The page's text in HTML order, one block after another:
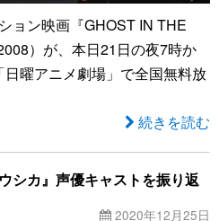
ョン映画『GHOST IN THE
）が、本日21日の夜7時か
曜アニメ劇場」で全国無料放
続きを読む
シカ』声優キャストを振り返
2020年12月25日